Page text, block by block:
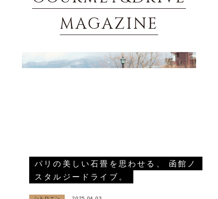
MAGAZINE
パリの美しい石畳を思わせる、 函館ノ
スタルジードライブ。